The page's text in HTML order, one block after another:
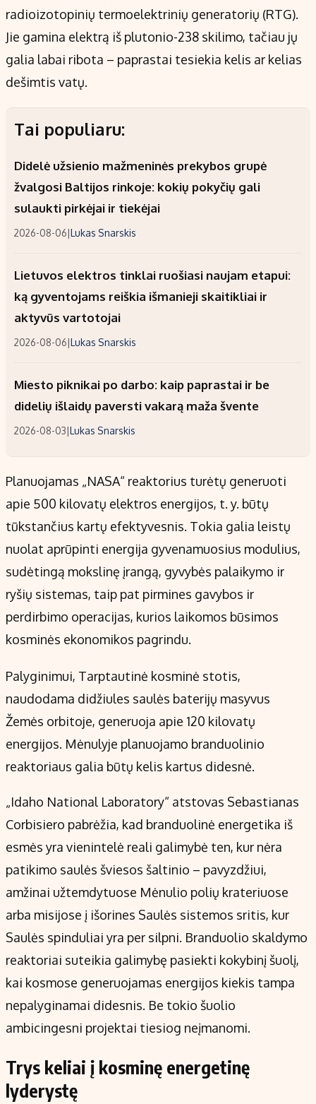
radioizotopinių termoelektrinių generatorių (RTG).
Jie gamina elektrą iš plutonio-238 skilimo, tačiau jų
galia labai ribota – paprastai tesiekia kelis ar kelias
dešimtis vatų.
Tai populiaru:
Didelė užsienio mažmeninės prekybos grupė
žvalgosi Baltijos rinkoje: kokių pokyčių gali
sulaukti pirkėjai ir tiekėjai
2026-08-06|Lukas Snarskis
Lietuvos elektros tinklai ruošiasi naujam etapui:
ką gyventojams reiškia išmanieji skaitikliai ir
aktyvūs vartotojai
2026-08-06|Lukas Snarskis
Miesto piknikai po darbo: kaip paprastai ir be
didelių išlaidų paversti vakarą maža švente
2026-08-03|Lukas Snarskis
Planuojamas „NASA“ reaktorius turėtų generuoti
apie 500 kilovatų elektros energijos, t. y. būtų
tūkstančius kartų efektyvesnis. Tokia galia leistų
nuolat aprūpinti energija gyvenamuosius modulius,
sudėtingą mokslinę įrangą, gyvybės palaikymo ir
ryšių sistemas, taip pat pirmines gavybos ir
perdirbimo operacijas, kurios laikomos būsimos
kosminės ekonomikos pagrindu.
Palyginimui, Tarptautinė kosminė stotis,
naudodama didžiules saulės baterijų masyvus
Žemės orbitoje, generuoja apie 120 kilovatų
energijos. Mėnulyje planuojamo branduolinio
reaktoriaus galia būtų kelis kartus didesnė.
„Idaho National Laboratory“ atstovas Sebastianas
Corbisiero pabrėžia, kad branduolinė energetika iš
esmės yra vienintelė reali galimybė ten, kur nėra
patikimo saulės šviesos šaltinio – pavyzdžiui,
amžinai užtemdytuose Mėnulio polių krateriuose
arba misijose į išorines Saulės sistemos sritis, kur
Saulės spinduliai yra per silpni. Branduolio skaldymo
reaktoriai suteikia galimybę pasiekti kokybinį šuolį,
kai kosmose generuojamas energijos kiekis tampa
nepalyginamai didesnis. Be tokio šuolio
ambicingesni projektai tiesiog neįmanomi.
Trys keliai į kosminę energetinę
lyderystę